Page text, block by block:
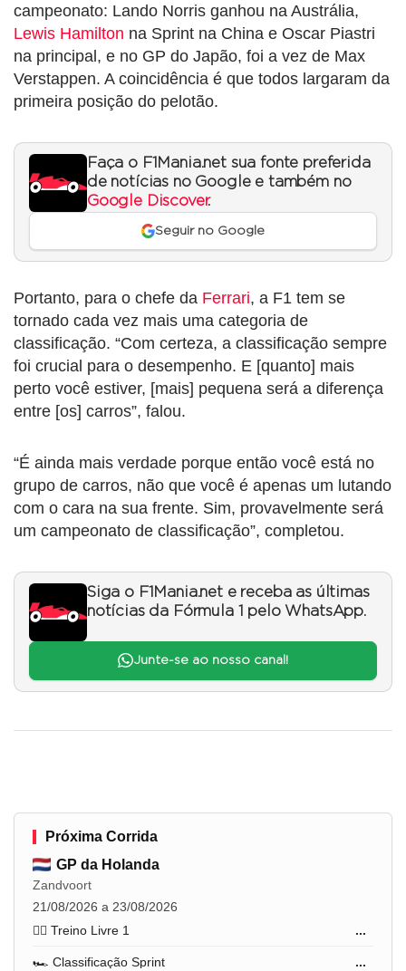
campeonato: Lando Norris ganhou na Austrália,
Lewis Hamilton na Sprint na China e Oscar Piastri
na principal, e no GP do Japão, foi a vez de Max
Verstappen. A coincidência é que todos largaram da
primeira posição do pelotão.
Faça o F1Mania.net sua fonte preferida
de notícias no Google e também no
Google Discover.
Seguir no Google
Portanto, para o chefe da Ferrari, a F1 tem se
tornado cada vez mais uma categoria de
classificação. “Com certeza, a classificação sempre
foi crucial para o desempenho. E [quanto] mais
perto você estiver, [mais] pequena será a diferença
entre [os] carros”, falou.
“É ainda mais verdade porque então você está no
grupo de carros, não que você é apenas um lutando
com o cara na sua frente. Sim, provavelmente será
um campeonato de classificação”, completou.
Siga o F1Mania.net e receba as últimas
notícias da Fórmula 1 pelo WhatsApp.
Junte-se ao nosso canal!
Próxima Corrida
GP da Holanda
Zandvoort
21/08/2026 a 23/08/2026
🏋️‍♂️ Treino Livre 1
...
🏎️ Classificação Sprint ...